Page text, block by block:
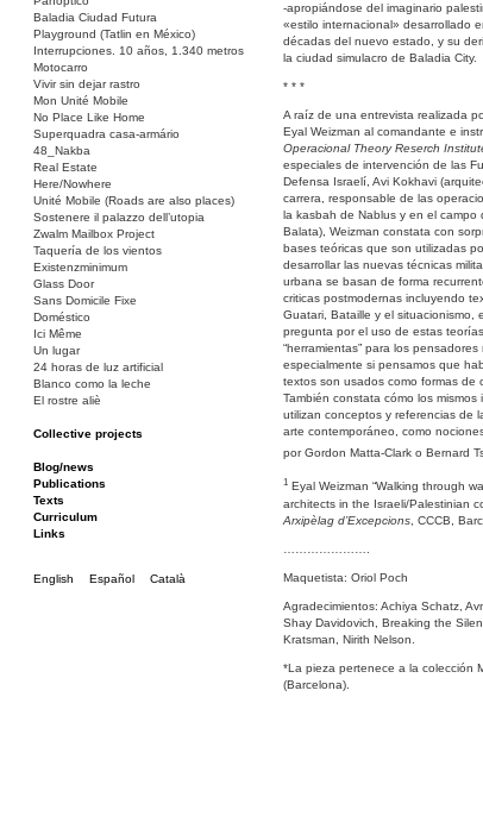
Baladia Ciudad Futura
Playground (Tatlin en México)
Interrupciones. 10 años, 1.340 metros
Motocarro
Vivir sin dejar rastro
Mon Unité Mobile
No Place Like Home
Superquadra casa-armário
48_Nakba
Real Estate
Here/Nowhere
Unité Mobile (Roads are also places)
Sostenere il palazzo dell’utopia
Zwalm Mailbox Project
Taquería de los vientos
Existenzminimum
Glass Door
Sans Domicile Fixe
Doméstico
Ici Même
Un lugar
24 horas de luz artificial
Blanco como la leche
El rostre aliè
Collective projects
Ciza Muzej
Roulotte
Canòdrom/Canòdrom
ON Prat
Rieres/Rambles
Blog/news
Publications
Texts
Curriculum
Links
English Español Català
-apropiándose del imaginario
«estilo internacional» desarrollado
décadas del nuevo estado, y su
la ciudad simulacro de Baladia City.
* * *
A raíz de una entrevista realizada
Eyal Weizman al comandante e
Operacional Theory Reserch
especiales de intervención de las
Defensa Israelí, Avi Kokhavi
carrera, responsable de las
la kasbah de Nablus y en el campo
Balata), Weizman constata con
bases teóricas que son utilizadas
desarrollar las nuevas técnicas
urbana se basan de forma
criticas postmodernas incluyendo
Guatari, Bataille y el situacionismo,
pregunta por el uso de estas
“herramientas” para los pensadores
especialmente si pensamos que
textos son usados como formas de
También constata cómo los mismos
utilizan conceptos y referencias de
arte contemporáneo, como
por Gordon Matta-Clark o Bernard
1 Eyal Weizman “Walking through
architects in the Israeli/Palestinian
Arxipèlag d’Excepcions , CCCB,
Maquetista: Oriol Poch
Agradecimientos: Achiya Schatz,
Shay Davidovich, Breaking the
Kratsman, Nirith Nelson.
*La pieza pertenece a la colección
(Barcelona).